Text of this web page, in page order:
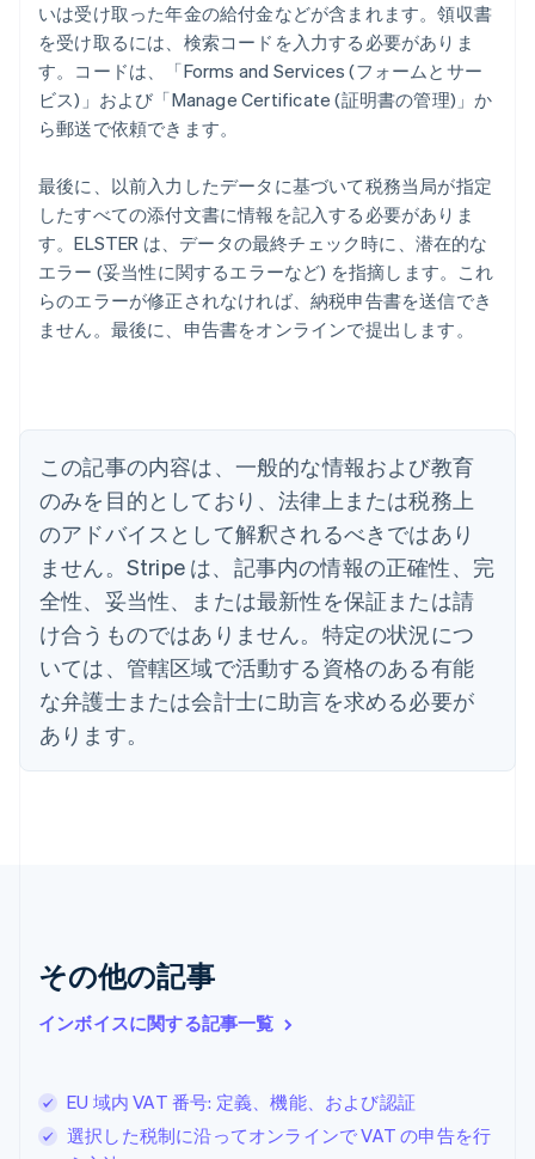
いは受け取った年金の給付金などが含まれます。領収書
を受け取るには、検索コードを入力する必要がありま
す。コードは、「Forms and Services (フォームとサー
ビス)」および「Manage Certificate (証明書の管理)」か
ら郵送で依頼できます。
最後に、以前入力したデータに基づいて税務当局が指定
したすべての添付文書に情報を記入する必要がありま
す。ELSTER は、データの最終チェック時に、潜在的な
エラー (妥当性に関するエラーなど) を指摘します。これ
らのエラーが修正されなければ、納税申告書を送信でき
ません。最後に、申告書をオンラインで提出します。
この記事の内容は、一般的な情報および教育
のみを目的としており、法律上または税務上
のアドバイスとして解釈されるべきではあり
ません。Stripe は、記事内の情報の正確性、完
全性、妥当性、または最新性を保証または請
け合うものではありません。特定の状況につ
いては、管轄区域で活動する資格のある有能
な弁護士または会計士に助言を求める必要が
あります。
その他の記事
インボイスに関する記事一覧
EU 域内 VAT 番号: 定義、機能、および認証
選択した税制に沿ってオンラインで VAT の申告を行
アイルランド
English
English
イギリス
English
イタリア
ItalianoEnglish
インド
English
エストニア
English
オーストラリア
English
オーストリア
オランダ
NederlandsEnglish
EnglishItaliano
ジブラルタル
English
シンガポール
スイス
Deutsch Français ItalianoEnglish
スウェーデン